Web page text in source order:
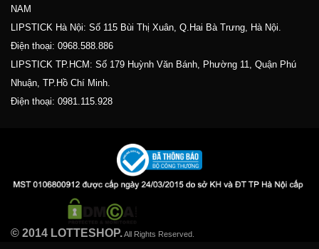
NAM
LIPSTICK Hà Nội: Số 115 Bùi Thị Xuân, Q.Hai Bà Trưng, Hà Nội.
Điện thoại: 0968.588.886
LIPSTICK TP.HCM: Số 179 Huỳnh Văn Bánh, Phường 11, Quận Phú
Nhuận, TP.Hồ Chí Minh.
Điện thoại: 0981.115.928
© 2014 LOTTESHOP.All Rights Reserved.